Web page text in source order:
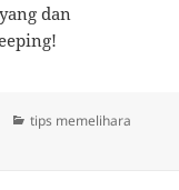
dan
Categories
tips memelihara